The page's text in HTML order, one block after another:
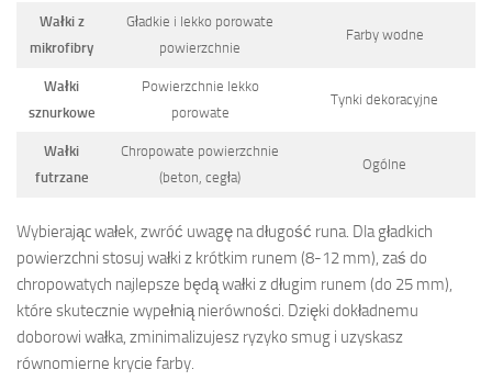
Wałki z
mikrofibry
Gładkie i lekko porowate
powierzchnie
Farby wodne
Wałki
sznurkowe
Powierzchnie lekko
porowate
Tynki dekoracyjne
Wałki
futrzane
Chropowate powierzchnie
(beton, cegła)
Ogólne
Wybierając wałek, zwróć uwagę na długość runa. Dla gładkich
powierzchni stosuj wałki z krótkim runem (8-12 mm), zaś do
chropowatych najlepsze będą wałki z długim runem (do 25 mm),
które skutecznie wypełnią nierówności. Dzięki dokładnemu
doborowi wałka, zminimalizujesz ryzyko smug i uzyskasz
równomierne krycie farby.